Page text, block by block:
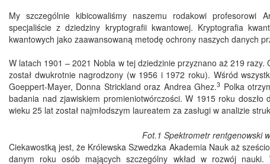
My szczególnie kibicowaliśmy naszemu rodakowi profesorowi
specjaliście z dziedziny kryptografii kwantowej. Kryptografia
kwantowych jako zaawansowaną metodę ochrony naszych danych
W latach 1901 – 2021 Nobla w tej dziedzinie przyznano aż 219
został dwukrotnie nagrodzony (w 1956 i 1972 roku). Wśród
Goeppert-Mayer, Donna Strickland oraz Andrea Ghez.3 Polka
badania nad zjawiskiem promieniotwórczości. W 1915 roku
wieku 25 lat został najmłodszym laureatem za zasługi w analizie
Fot.1 Spektrometr rentgenowski
Ciekawostką jest, że Królewska Szwedzka Akademia Nauk aż
danym roku osób mających szczególny wkład w rozwój